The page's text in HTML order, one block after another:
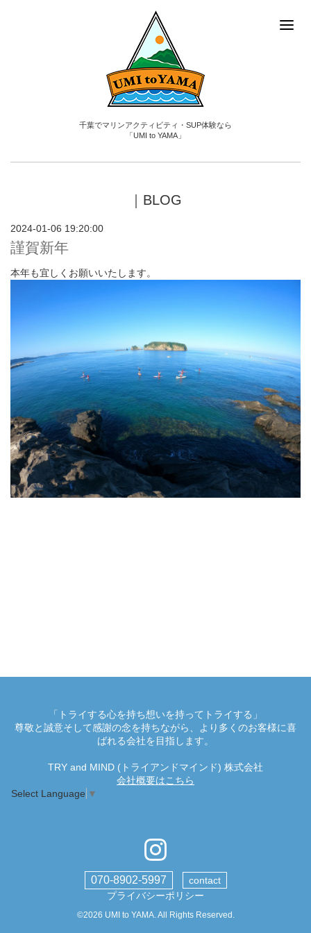
千葉でマリンアクティビティ・SUP体験なら
「UMI to YAMA」
｜BLOG
2024-01-06 19:20:00
謹賀新年
本年も宜しくお願いいたします。
「トライする心を持ち想いを持ってトライする」
尊敬と誠意そして感謝の念を持ちながら、より多くのお客様に喜
ばれる会社を目指します。
TRY and MIND (トライアンドマインド) 株式会社
会社概要はこちら
Select Language ▼
070-8902-5997
contact
プライバシーポリシー
©2026 UMI to YAMA. All Rights Reserved.